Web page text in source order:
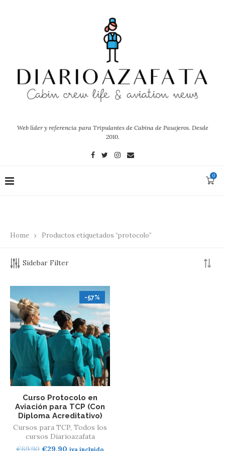
Web líder y referencia para Tripulantes de Cabina de Pasajeros. Desde
2010.
0
Home Productos etiquetados “protocolo”
Sidebar Filter
-57%
Curso Protocolo en
Aviación para TCP (Con
Diploma Acreditativo)
Cursos para TCP, Todos los
cursos Diarioazafata
€69,90 El
€29,90 El
iva incluido